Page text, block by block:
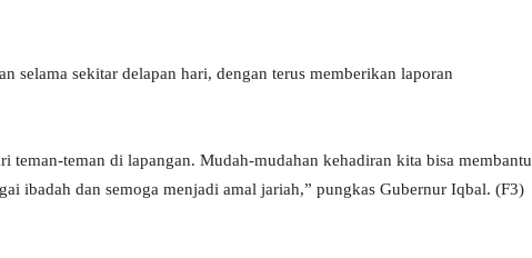
selama sekitar delapan hari, dengan terus memberikan laporan
teman-teman di lapangan. Mudah-mudahan kehadiran kita bisa membantu
ibadah dan semoga menjadi amal jariah,” pungkas Gubernur Iqbal. (F3)